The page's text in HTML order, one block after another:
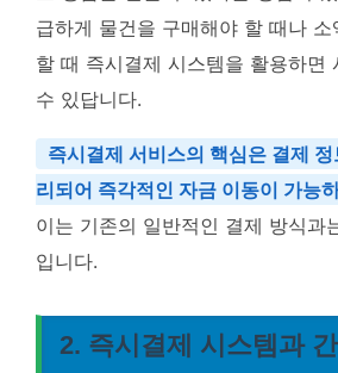
급하게 물건을 구매해야 할 때나
할 때 즉시결제 시스템을 활용하면
수 있답니다.
즉시결제 서비스의 핵심은 결제
리되어 즉각적인 자금 이동이 가능
이는 기존의 일반적인 결제 방식과
입니다.
2. 즉시결제 시스템과